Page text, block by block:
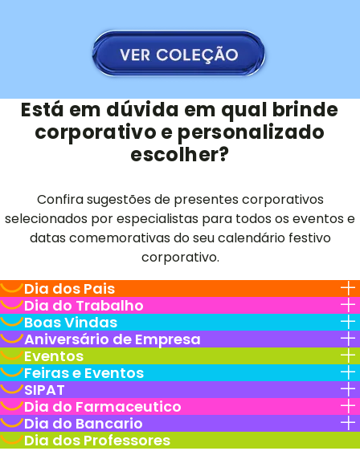
Está em dúvida em qual brinde
corporativo e personalizado
escolher?
Confira sugestões de presentes corporativos
selecionados por especialistas para todos os eventos e
datas comemorativas do seu calendário festivo
corporativo.
Dia dos Pais
Dia do Trabalho
Boas Vindas
Aniversário de Empresa
Eventos
Feiras e Eventos
SIPAT
Dia do Farmaceutico
Dia do Bancario
Dia dos Professores